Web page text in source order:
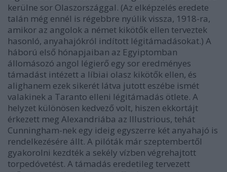
kerülne sor Olaszországgal. (Az elképzelés eredete
talán még ennél is régebbre nyúlik vissza, 1918-ra,
amikor az angolok a német kikötők ellen terveztek
hasonló, anyahajókról indított légitámadásokat.) A
háború első hónapjaiban az Egyiptomban
állomásozó angol légierő egy sor eredményes
támadást intézett a líbiai olasz kikötők ellen, és
alighanem ezek sikerét látva jutott eszébe ismét
valakinek a Taranto elleni légitámadás ötlete. A
helyzet különösen kedvező volt, hiszen ekkortájt
érkezett meg Alexandriába az Illustrious, tehát
Cunningham-nek egy ideig egyszerre két anyahajó is
rendelkezésére állt. A pilóták már szeptembertől
gyakorolni kezdték a sekély vízben végrehajtott
torpedóvetést. A támadás eredetileg tervezett